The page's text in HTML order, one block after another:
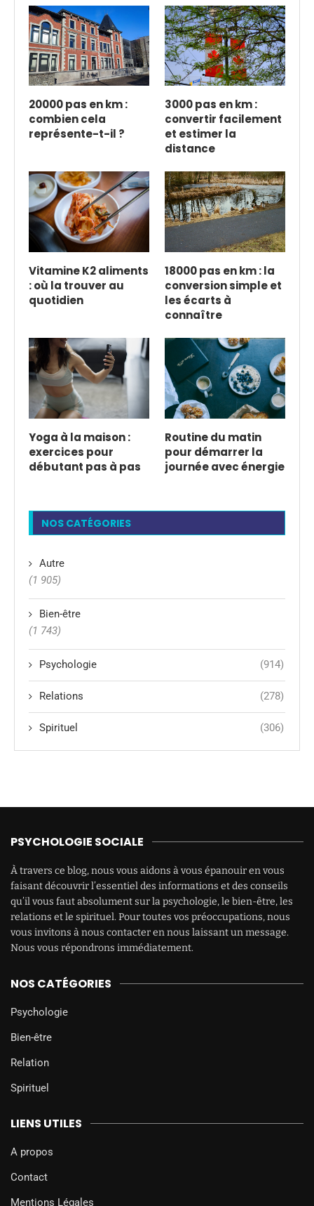
20000 pas en km :
combien cela
représente-t-il ?
3000 pas en km :
convertir facilement
et estimer la
distance
Vitamine K2 aliments
: où la trouver au
quotidien
18000 pas en km : la
conversion simple et
les écarts à
connaître
Yoga à la maison :
exercices pour
débutant pas à pas
Routine du matin
pour démarrer la
journée avec énergie
NOS CATÉGORIES
Autre
(1 905)
Bien-être
(1 743)
Psychologie (914)
Relations (278)
Spirituel (306)
PSYCHOLOGIE SOCIALE
À travers ce blog, nous vous aidons à vous épanouir en vous
faisant découvrir l’essentiel des informations et des conseils
qu’il vous faut absolument sur la psychologie, le bien-être, les
relations et le spirituel. Pour toutes vos préoccupations, nous
vous invitons à nous contacter en nous laissant un message.
Nous vous répondrons immédiatement.
NOS CATÉGORIES
Psychologie
Bien-être
Relation
Spirituel
LIENS UTILES
A propos
Contact
Mentions Légales